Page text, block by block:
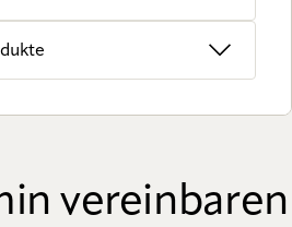
vereinbaren